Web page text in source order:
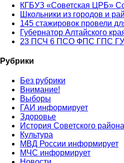
КГБУЗ «Советская ЦРБ»
Школьники из городов и
145 стажировок провели
Губернатор Алтайского
23 ПСЧ 6 ПСО ФПС ГПС ГУ
Рубрики
Без рубрики
Внимание!
Выборы
ГАИ информирует
Здоровье
История Советского района
Культура
МВД России информирует
МЧС информирует